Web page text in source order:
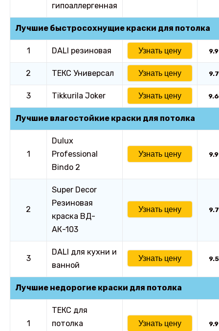
гипоаллергенная
Лучшие быстросохнущие краски для потолка
1 DALI резиновая Узнать цену 9.9
2 ТЕКС Универсал Узнать цену 9.7
3 Tikkurila Joker Узнать цену 9.6
Лучшие влагостойкие краски для потолка
1
Dulux
Professional
Bindo 2
Узнать цену 9.9
2
Super Decor
Резиновая
краска ВД-
АК-103
Узнать цену 9.7
3
DALI для кухни и
ванной
Узнать цену 9.5
Лучшие недорогие краски для потолка
1
ТЕКС для
потолка
Узнать цену 9.9